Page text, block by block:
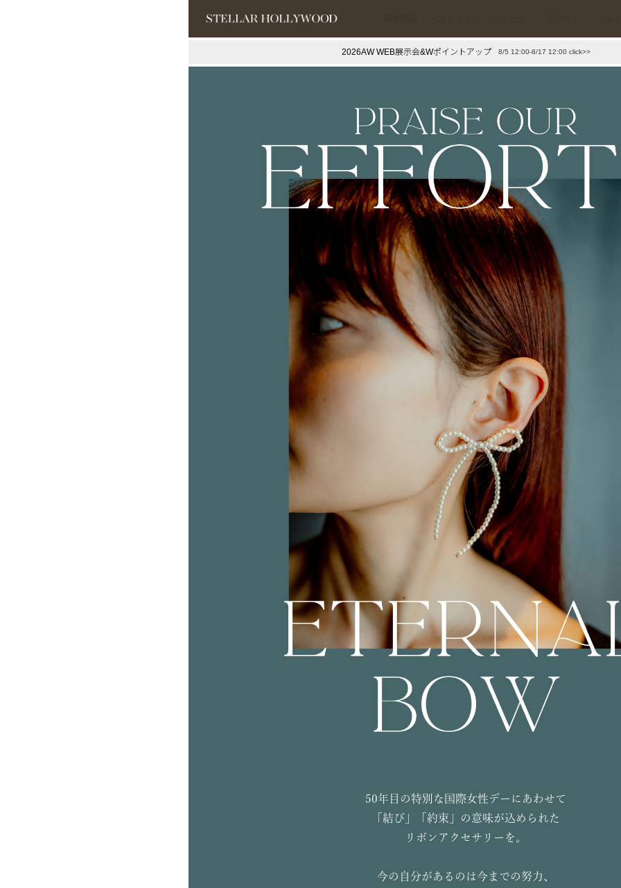
#¥10,000以下プチプラアクセ #ランキング
2026AW WEB展示会&Wポイントアップ 8/5 12:00-8/17 12:00 click>>
50年目の特別な国際女性デーにあわせて
「結び」「約束」の意味が込められた
リボンアクセサリーを。
今の自分があるのは今までの努力、